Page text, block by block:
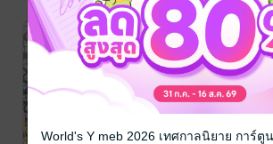
จอมทะลึ่งของ
ฉัน (เล่ม2) ตอน
ที่ 12
จอมทะลึ่งของ
ฉัน (เล่ม2) ตอน
ที่ 11
World's Y meb 2026 เทศกาลนิยาย การ์ตู